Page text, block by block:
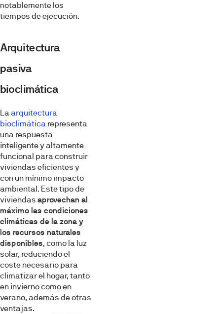
notablemente los
tiempos de ejecución.
Arquitectura
pasiva
bioclimática
Laarquitectura
bioclimática representa
una respuesta
inteligente y altamente
funcional para construir
viviendas eficientes y
con un mínimo impacto
ambiental. Este tipo de
viviendas aprovechan al
máximo las condiciones
climáticas de la zona y
los recursos naturales
disponibles, como la luz
solar, reduciendo el
coste necesario para
climatizar el hogar, tanto
en invierno como en
verano, además de otras
ventajas.